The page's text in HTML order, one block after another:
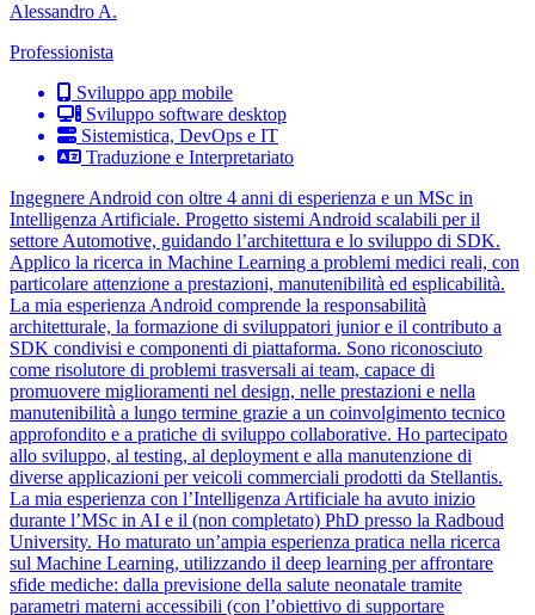
Alessandro A.
Professionista
Sviluppo app mobile
Sviluppo software desktop
Sistemistica, DevOps e IT
Traduzione e Interpretariato
Ingegnere Android con oltre 4 anni di esperienza e un MSc in
Intelligenza Artificiale. Progetto sistemi Android scalabili per il
settore Automotive, guidando l’architettura e lo sviluppo di SDK.
Applico la ricerca in Machine Learning a problemi medici reali, con
particolare attenzione a prestazioni, manutenibilità ed esplicabilità.
La mia esperienza Android comprende la responsabilità
architetturale, la formazione di sviluppatori junior e il contributo a
SDK condivisi e componenti di piattaforma. Sono riconosciuto
come risolutore di problemi trasversali ai team, capace di
promuovere miglioramenti nel design, nelle prestazioni e nella
manutenibilità a lungo termine grazie a un coinvolgimento tecnico
approfondito e a pratiche di sviluppo collaborative. Ho partecipato
allo sviluppo, al testing, al deployment e alla manutenzione di
diverse applicazioni per veicoli commerciali prodotti da Stellantis.
La mia esperienza con l’Intelligenza Artificiale ha avuto inizio
durante l’MSc in AI e il (non completato) PhD presso la Radboud
University. Ho maturato un’ampia esperienza pratica nella ricerca
sul Machine Learning, utilizzando il deep learning per affrontare
sfide mediche: dalla previsione della salute neonatale tramite
parametri materni accessibili (con l’obiettivo di supportare